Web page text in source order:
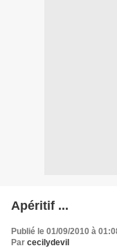
Apéritif ...
Publié le 01/09/2010 à
Par cecilydevil